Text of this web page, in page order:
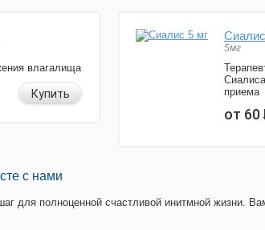
влагалища
Купить
5мг
приема
от 60
с нами
для полноценной счастливой инитмной жизни.